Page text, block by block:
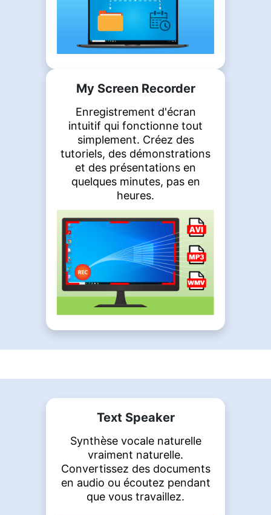
My Screen Recorder
Enregistrement d'écran
intuitif qui fonctionne tout
simplement. Créez des
tutoriels, des démonstrations
et des présentations en
quelques minutes, pas en
heures.
Text Speaker
Synthèse vocale naturelle
vraiment naturelle.
Convertissez des documents
en audio ou écoutez pendant
que vous travaillez.